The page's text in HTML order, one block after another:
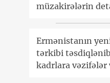
müzakirələrin
Ermənistanın
tərkibi
kadrlara vəzifələr